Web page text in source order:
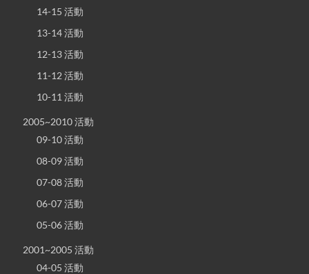
14-15 活動
13-14 活動
12-13 活動
11-12 活動
10-11 活動
2005~2010 活動
09-10 活動
08-09 活動
07-08 活動
06-07 活動
05-06 活動
2001~2005 活動
04-05 活動